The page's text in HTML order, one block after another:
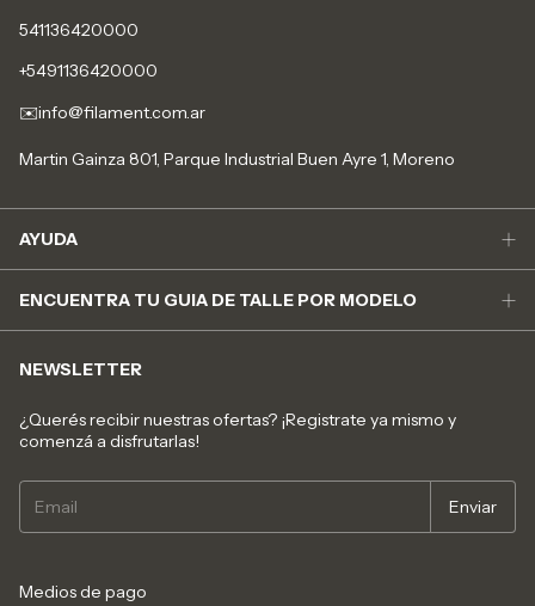
541136420000
+5491136420000
✉️info@filament.com.ar
Martin Gainza 801, Parque Industrial Buen Ayre 1, Moreno
AYUDA
ENCUENTRA TU GUIA DE TALLE POR MODELO
NEWSLETTER
¿Querés recibir nuestras ofertas? ¡Registrate ya mismo y
comenzá a disfrutarlas!
Medios de pago